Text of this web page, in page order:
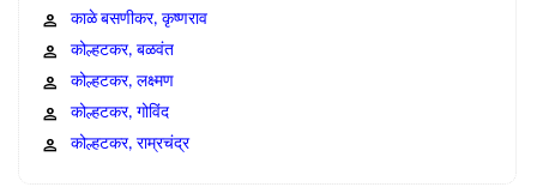
काळे बसणीकर, कृष्णराव
कोल्हटकर, बळवंत
कोल्हटकर, लक्ष्मण
कोल्हटकर, गोविंद
कोल्हटकर, राम्रचंद्र